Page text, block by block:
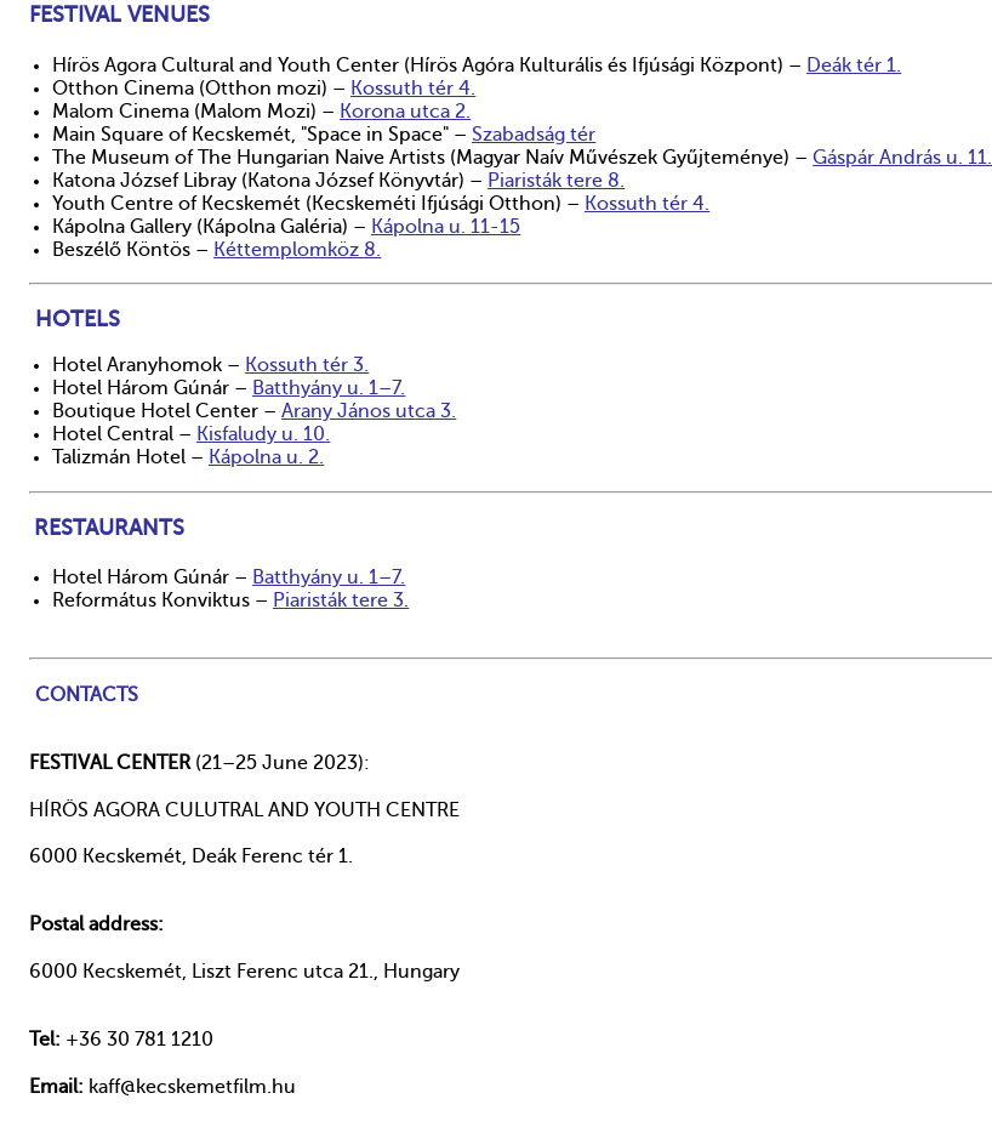
FESTIVAL VENUES
Hírös Agora Cultural and Youth Center (Hírös Agóra Kulturális és Ifjúsági Központ) – Deák tér 1.
Otthon Cinema (Otthon mozi) – Kossuth tér 4.
Malom Cinema (Malom Mozi) – Korona utca 2.
Main Square of Kecskemét, "Space in Space" – Szabadság tér
The Museum of The Hungarian Naive Artists (Magyar Naív Művészek Gyűjteménye) –Gáspár András u. 11.
Katona József Libray (Katona József Könyvtár) – Piaristák tere 8.
Youth Centre of Kecskemét (Kecskeméti Ifjúsági Otthon) – Kossuth tér 4.
Kápolna Gallery (Kápolna Galéria) – Kápolna u. 11-15
Beszélő Köntös – Kéttemplomköz 8.
HOTELS
Hotel Aranyhomok – Kossuth tér 3.
Hotel Három Gúnár – Batthyány u. 1–7.
Boutique Hotel Center –Arany János utca 3.
Hotel Central – Kisfaludy u. 10.
Talizmán Hotel – Kápolna u. 2.
RESTAURANTS
Hotel Három Gúnár – Batthyány u. 1–7.
Református Konviktus – Piaristák tere 3.
CONTACTS
FESTIVAL CENTER(21–25 June 2023):
HÍRÖS AGORA CULUTRAL AND YOUTH CENTRE
6000 Kecskemét, Deák Ferenc tér 1.
Postal address:
6000 Kecskemét, Liszt Ferenc utca 21., Hungary
Tel: +36 30 781 1210
Email: kaff@kecskemetfilm.hu